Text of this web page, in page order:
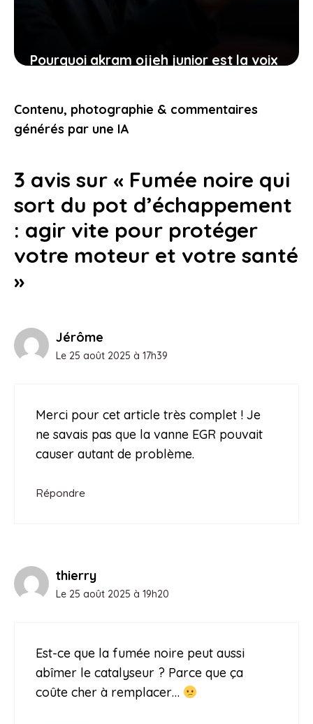
Pourquoi akram ojjeh junior est la voix
jeunes conducteurs
22 janvier 2026
Contenu, photographie & commentaires
générés par une IA
3 avis sur « Fumée noire qui
sort du pot d’échappement
: agir vite pour protéger
votre moteur et votre santé
»
Jérôme
Le 25 août 2025 à 17h39
Merci pour cet article très complet ! Je
ne savais pas que la vanne EGR pouvait
causer autant de problème.
Répondre
thierry
Le 25 août 2025 à 19h20
Est-ce que la fumée noire peut aussi
abîmer le catalyseur ? Parce que ça
coûte cher à remplacer…